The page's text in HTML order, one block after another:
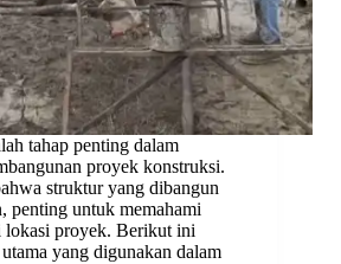
tahap penting dalam
proyek konstruksi.
struktur yang dibangun
penting untuk memahami
lokasi proyek. Berikut ini
yang digunakan dalam